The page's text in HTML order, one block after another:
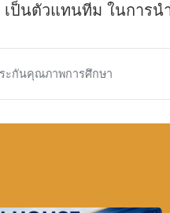
ป็นตัวแทนทีม ในการน
ะกันคุณภาพการศึกษา